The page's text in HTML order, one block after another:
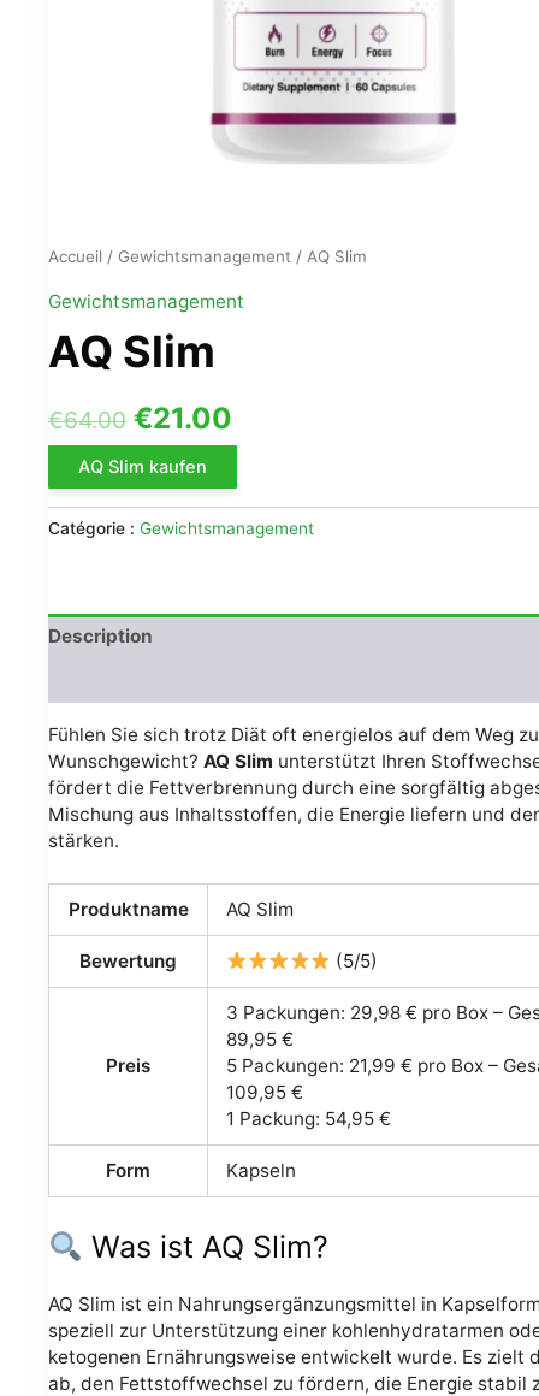
Accueil / Gewichtsmanagement / AQ Slim
Gewichtsmanagement
AQ Slim
€64.00 Le
prix
initial
était :
€21.00
actuel
est :
AQ Slim kaufen
Catégorie : Gewichtsmanagement
Description
Fühlen Sie sich trotz Diät oft energielos auf dem Weg
Wunschgewicht? AQ Slim unterstützt Ihren
fördert die Fettverbrennung durch eine sorgfältig
Mischung aus Inhaltsstoffen, die Energie liefern und
stärken.
Produktname AQ Slim
Bewertung (5/5)
Preis
3 Packungen: 29,98 € pro Box –
89,95 €
5 Packungen: 21,99 € pro Box –
109,95 €
1 Packung: 54,95 €
Form Kapseln
Was ist AQ Slim?
AQ Slim ist ein Nahrungsergänzungsmittel in
speziell zur Unterstützung einer kohlenhydratarmen
ketogenen Ernährungsweise entwickelt wurde. Es zielt
ab, den Fettstoffwechsel zu fördern, die Energie stabil